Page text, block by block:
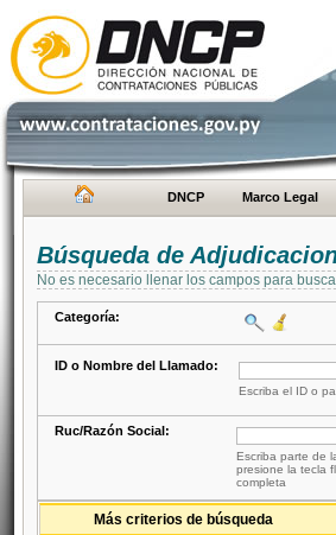
DNCP Marco Legal
Búsqueda de
No es necesario llenar los campos para
Categoría:
ID o Nombre del Llamado:
Escriba el ID o
Ruc/Razón Social:
Escriba parte de
presione la tecla
completa
Más criterios de búsqueda